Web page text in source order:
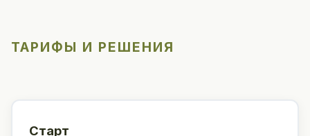
ТАРИФЫ И РЕШЕНИЯ
Старт